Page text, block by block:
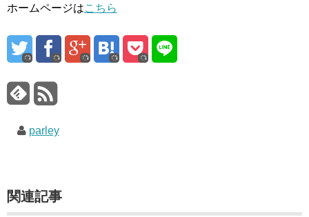
ホームページはこちら
parley
関連記事